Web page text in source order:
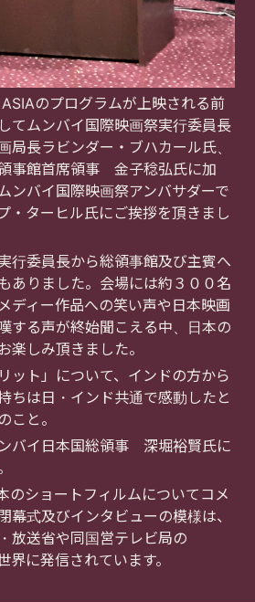
のプログラムが上映される前
てムンバイ国際映画祭実行委員長
局長ラビンダー・ブハカール氏、
事館首席領事 金子稔弘氏に加
ンバイ国際映画祭アンバサダーで
・ターヒル氏にご挨拶を頂きまし
行委員長から総領事館及び主賓へ
ありました。会場には約３００名
ディー作品への笑い声や日本映画
する声が終始聞こえる中、日本の
楽しみ頂きました。
ット」について、インドの方から
ちは日・インド共通で感動したと
こと。
バイ日本国総領事 深堀裕賢氏に
のショートフィルムについてコメ
幕式及びインタビューの模様は、
放送省や同国営テレビ局の
界に発信されています。